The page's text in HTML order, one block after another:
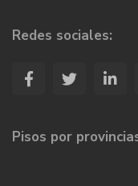
Redes sociales:
Pisos por